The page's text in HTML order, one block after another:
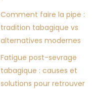
Comment faire la pipe :
tradition tabagique vs
alternatives modernes
Fatigue post-sevrage
tabagique : causes et
solutions pour retrouver